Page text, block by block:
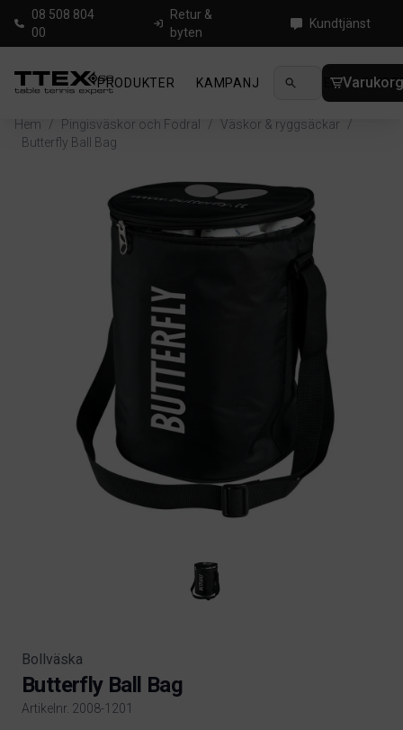
08 508 804
00
Retur &
byten
Kundtjänst
PRODUKTER KAMPANJ NYHETER
Hem / Pingisväskor och Fodral / Väskor & ryggsäckar
/
Butterfly Ball Bag
Bollväska
Butterfly Ball Bag
Artikelnr. 2008-1201